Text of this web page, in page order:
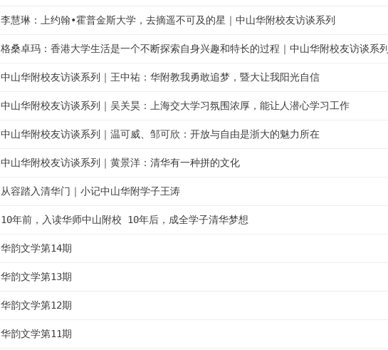
李慧琳：上约翰∙霍普金斯大学，去摘遥不可及的星｜中山华附校友访谈系列
格桑卓玛：香港大学生活是一个不断探索自身兴趣和特长的过程｜中山华附校友访谈系列
中山华附校友访谈系列｜王中祐：华附教我勇敢追梦，暨大让我阳光自信
中山华附校友访谈系列｜吴关昊：上海交大学习氛围浓厚，能让人潜心学习工作
中山华附校友访谈系列｜温可威、邹可欣：开放与自由是浙大的魅力所在
中山华附校友访谈系列｜黄景洋：清华有一种拼的文化
从容踏入清华门｜小记中山华附学子王涛
10年前，入读华师中山附校 10年后，成全学子清华梦想
华韵文学第14期
华韵文学第13期
华韵文学第12期
华韵文学第11期